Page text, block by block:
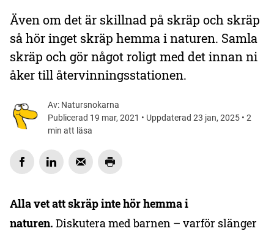
Även om det är skillnad på skräp och skräp
så hör inget skräp hemma i naturen. Samla
skräp och gör något roligt med det innan ni
åker till återvinningsstationen.
Av: Natursnokarna
Publicerad 19 mar, 2021 • Uppdaterad 23 jan, 2025 • 2
min att läsa
Alla vet att skräp inte hör hemma i
naturen. Diskutera med barnen – varför slänger